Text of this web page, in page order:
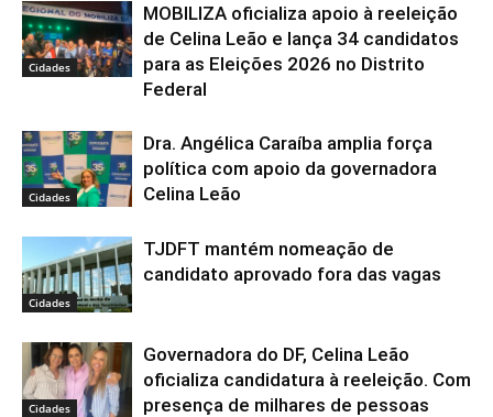
Cidades
MOBILIZA oficializa apoio à reeleição
de Celina Leão e lança 34 candidatos
para as Eleições 2026 no Distrito
Federal
Cidades
Dra. Angélica Caraíba amplia força
política com apoio da governadora
Celina Leão
Cidades
TJDFT mantém nomeação de
candidato aprovado fora das vagas
Cidades
Governadora do DF, Celina Leão
oficializa candidatura à reeleição. Com
presença de milhares de pessoas